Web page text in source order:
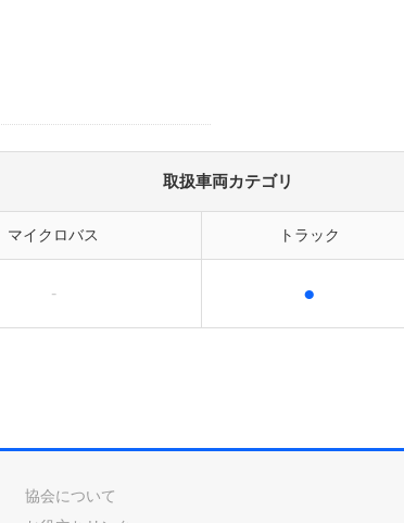
取扱車両カテゴリ
マイクロバス トラック
- ●
協会について